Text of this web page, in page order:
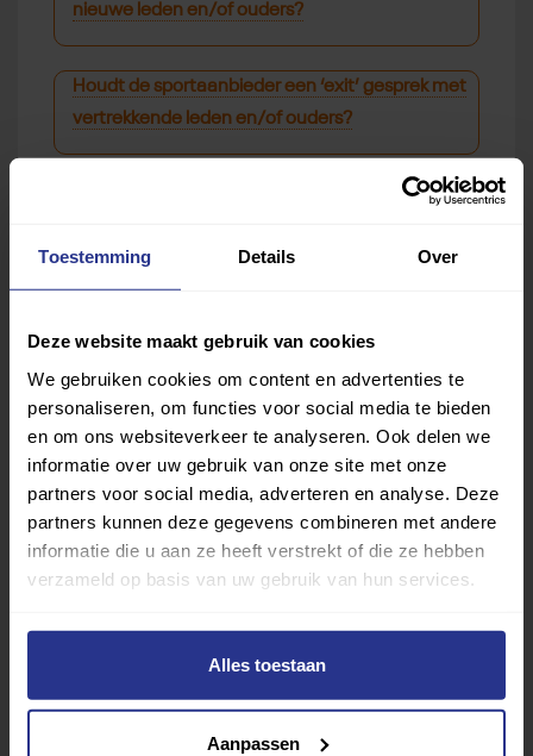
Toestemming Details Over
Deze website maakt gebruik van cookies
We gebruiken cookies om content en advertenties te
personaliseren, om functies voor social media te bieden
en om ons websiteverkeer te analyseren. Ook delen we
informatie over uw gebruik van onze site met onze
partners voor social media, adverteren en analyse. Deze
partners kunnen deze gegevens combineren met andere
informatie die u aan ze heeft verstrekt of die ze hebben
verzameld op basis van uw gebruik van hun services.
Alles toestaan
Aanpassen
nieuwe leden en/of ouders?
Houdt de sportaanbieder een ‘exit’ gesprek met
vertrekkende leden en/of ouders?
Worden leden en/of ouders van het aangepast
(bijv. als vrijwilliger of bestuurslid)?
Worden er gezamenlijke activiteiten
georganiseerd vanuit de sportaanbieder voor
leden van het regulier en aangepast
sportaanbod? (niet van toepassing voor
aanbieder met enkel aangepast sportaanbod)?
Worden er activiteiten georganiseerd specifiek
voor leden van het aangepast sportaanbod?
aangepast sporten?